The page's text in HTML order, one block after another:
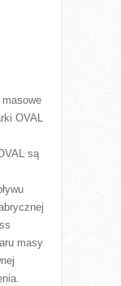
masowe
OVAL
są
masy